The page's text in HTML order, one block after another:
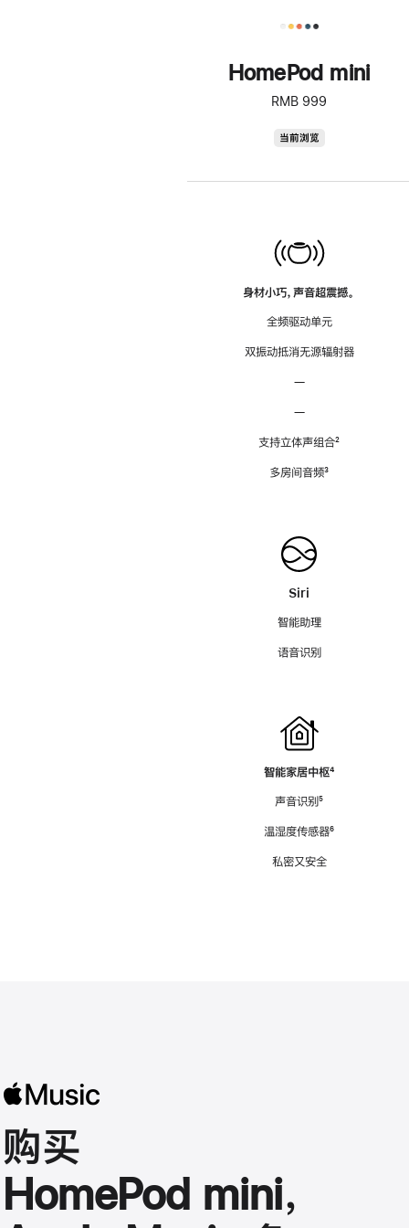
HomePod mini
RMB 999
当前浏览
身材小巧，声音超震撼。
全频驱动单元
双振动抵消无源辐射器
—
—
支持立体声组合脚
²
多房间音频脚
³
Siri
智能助理
语音识别
智能家居中枢脚
⁴
声音识别脚
⁵
温湿度传感器脚
⁶
私密又安全
购买
HomePod mini，